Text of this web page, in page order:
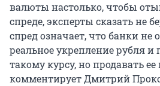
валюты настолько, чтобы
спреде, эксперты сказать не
спред означает, что банки не
реальное укрепление рубля и
такому курсу, но продавать ее
комментирует Дмитрий